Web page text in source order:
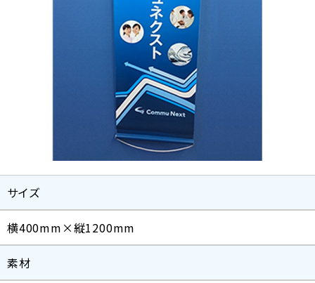
サイズ
横400mm×縦1200mm
素材